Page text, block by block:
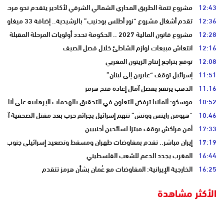
12:43 مشروع تتمة الطريق المداري الشمالي الشرقي لأكادير يتقدم نحو مرحلة
12:36 تقدم أشغال مشروع “نور أطلس بودنيب” بالرشيدية.. إضافة 33 ميغاوات إلى الشبكة الوطنية
12:28 مشروع قانون المالية 2027 .. الحكومة تحدد أولويات المرحلة المقبلة
12:16 انتعاش مبيعات لوازم الشاطئ خلال فصل الصيف
12:08 توقع بتراجع إنتاج الزيتون المغربي
11:51 إسرائيل توقف “عابرين إلى لبنان”
11:16 الذهب يرتفع بفضل آمال إعادة فتح هرمز
10:52 موسكو: ألمانيا ترفض التعاون في التحقيق بالهجمات الإرهابية على
10:46 “هيومن رايتس ووتش” تتهم إسرائيل بجرائم حرب بعد مقتل الصحفية
17:33 أمن مراكش يوقف مبتزا لسائحين أجنبيين
17:19 إيران مباشر.. تقدم بمفاوضات طهران ومسقط وتصعيد إسرائيلي جنوب
16:44 المغرب يجدد الدعم للشعب الفلسطيني
16:25 الخارجية الإيرانية: المفاوضات مع عُمان بشأن هرمز تتقدم
الأكثر مشاهدة